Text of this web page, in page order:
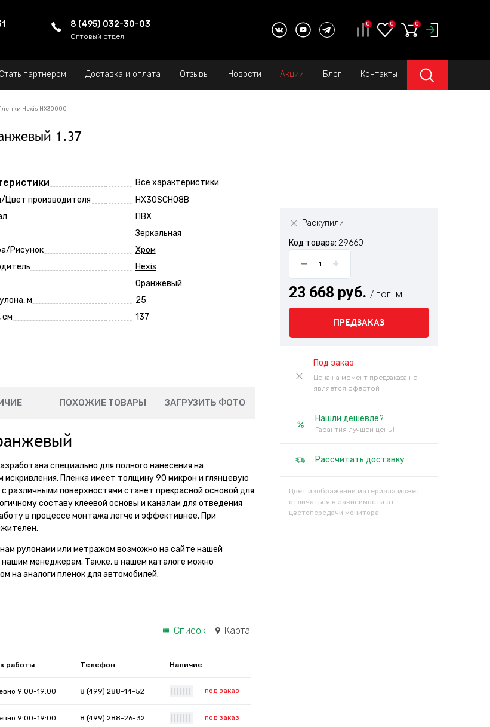
8 (495) 032-30-03
Оптовый отдел
0 0 0
Стать партнером Доставка и оплата Отзывы Новости Акции Блог Контакты
Hexis HX30000
1.37
Все характеристики
Цвет производителя
HX30SCH08B
ПВХ
Зеркальная
Рисунок
Хром
Hexis
Оранжевый
м
25
см
137
Раскупили
Код товара: 29660
23 668 руб. / пог. м.
ПРЕДЗАКАЗ
Под заказ
Цена на момент предзаказа не
является офертой
Нашли дешевле?
Гарантия лучшей цены!
Рассчитать доставку
Цвет изображений материала может
отличаться в зависимости от
цветопередачи монитора.
ПОХОЖИЕ ТОВАРЫ ЗАГРУЗИТЬ ФОТО
специально для полного нанесения на
Пленка имеет толщину 90 микрон и глянцевую
поверхностями станет прекрасной основой для
составу клеевой основы и каналам для отведения
в процессе монтажа легче и эффективнее. При
рулонами или метражом возможно на сайте нашей
нашим менеджерам. Также, в нашем каталоге можно
на аналоги пленок для автомобилей.
Список Карта
работы Телефон Наличие
9:00-19:00 8 (499) 288-14-52 под заказ
9:00-19:00 8 (499) 288-26-32 под заказ